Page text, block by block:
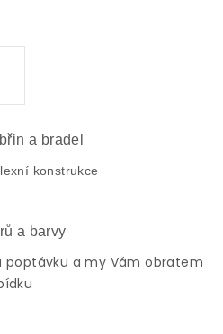
a bradel
konstrukce
a barvy
poptávku a my Vám obratem